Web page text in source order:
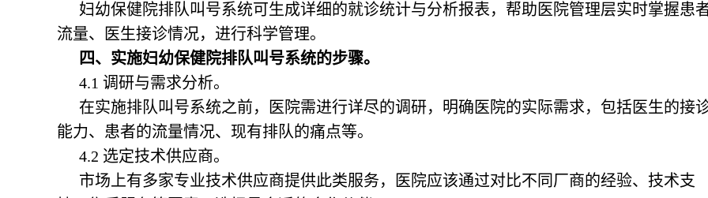
妇幼保健院排队叫号系统可生成详细的就诊统计与分析报表，帮助医院管理层实时掌握患
流量、医生接诊情况，进行科学管理。
四、实施妇幼保健院排队叫号系统的步骤。
4.1 调研与需求分析。
在实施排队叫号系统之前，医院需进行详尽的调研，明确医院的实际需求，包括医生的接
能力、患者的流量情况、现有排队的痛点等。
4.2 选定技术供应商。
市场上有多家专业技术供应商提供此类服务，医院应该通过对比不同厂商的经验、技术支